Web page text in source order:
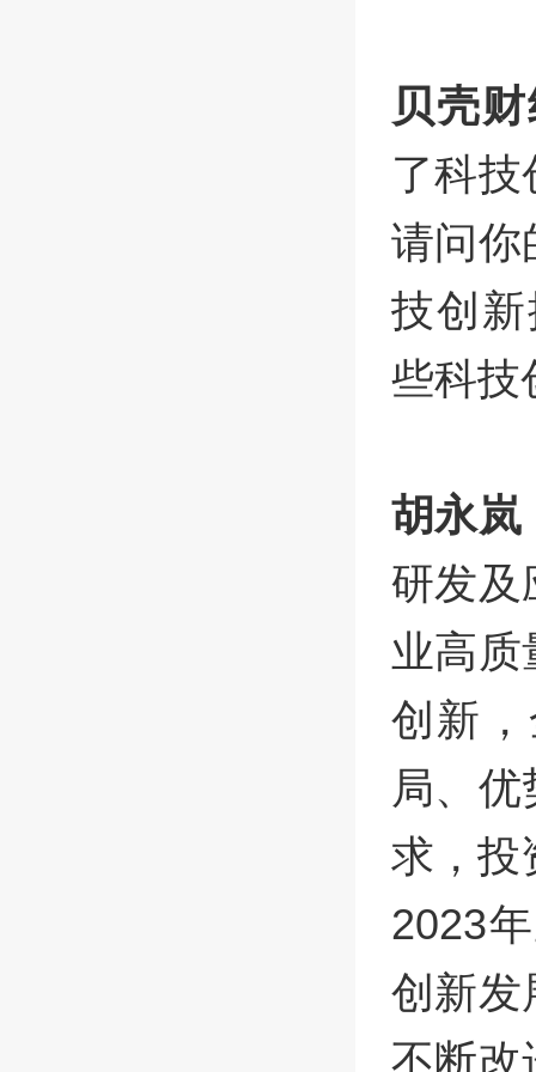
贝壳
了科
请问你
技创
些科技
胡永岚
研发及
业高质
创新
局、
求，投
2023
创新发
不断改